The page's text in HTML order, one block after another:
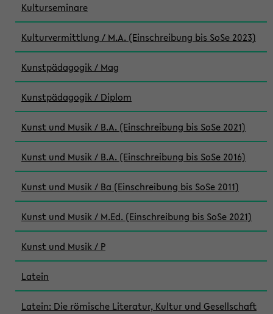
Kulturseminare
Kulturvermittlung / M.A. (Einschreibung bis SoSe 2023)
Kunstpädagogik / Mag
Kunstpädagogik / Diplom
Kunst und Musik / B.A. (Einschreibung bis SoSe 2021)
Kunst und Musik / B.A. (Einschreibung bis SoSe 2016)
Kunst und Musik / Ba (Einschreibung bis SoSe 2011)
Kunst und Musik / M.Ed. (Einschreibung bis SoSe 2021)
Kunst und Musik / P
Latein
Latein: Die römische Literatur, Kultur und Gesellschaft